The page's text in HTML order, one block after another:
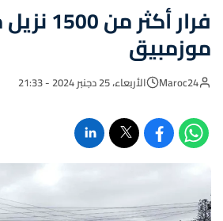
فرار
موزمبيق
Maroc24 الأربعاء، 25 دجنبر 2024 - 21:33